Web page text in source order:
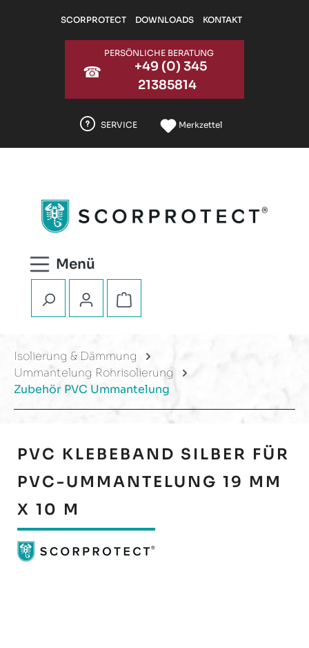
Zum Hauptinhalt springen
SCORPROTECT DOWNLOADS KONTAKT
☎
PERSÖNLICHE BERATUNG
+49 (0) 345
21385814
SERVICE Merkzettel
Warenkorb enthält 0
Isolierung & Dämmung
Ummantelung Rohrisolierung
Zubehör PVC Ummantelung
PVC KLEBEBAND SILBER FÜR
PVC-UMMANTELUNG 19 MM
X 10 M